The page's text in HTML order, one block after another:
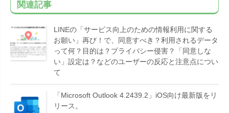
関連記事
LINEの「サービス向上のための情報利用に関する
お願い」再び！で、同意すべき？利用されるデータ
って何？目的は？プライバシー侵害？「同意しな
い」設定は？などのユーザーの反応と注意点につい
て
「Microsoft Outlook 4.2439.2」iOS向け最新版をリ
リース。